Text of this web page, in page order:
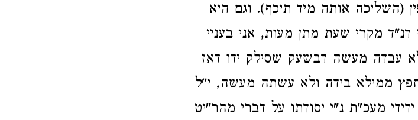
(השליכה אותה מיד תיכף). וגם היא
מקרי שעת מתן מעות, אני בעניי
עבדה מעשה דבשעק שסילק ידו דאז
ממילא בידה ולא עשתה מעשה, י"ל
מעכ"ת נ"י יסודתו על דברי מהר"יט